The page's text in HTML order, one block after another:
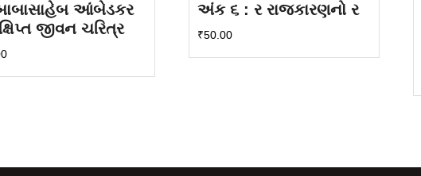
આંબેડકર
જીવન ચરિત્ર
અંક ૬ : ર રાજકારણનો ર
₹50.00